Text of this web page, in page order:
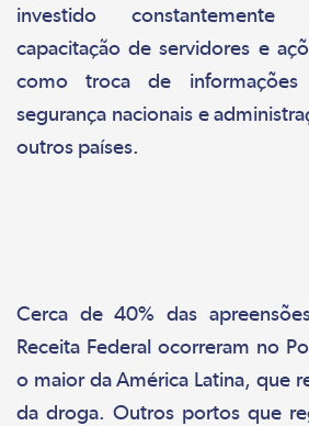
investido
capacitação de servidores e
como troca de
segurança nacionais e
outros países.
Cerca de 40% das
Receita Federal ocorreram no
o maior da América Latina, que
da droga. Outros portos que